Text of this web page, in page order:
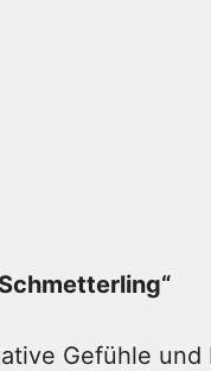
Gefühle